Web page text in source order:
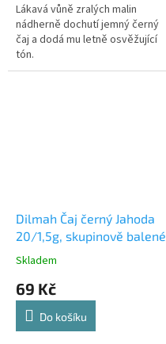
Lákavá vůně zralých malin
nádherně dochutí jemný černý
čaj a dodá mu letně osvěžující
tón.
Dilmah Čaj černý Jahoda
20/1,5g, skupinově balené
Skladem
69 Kč
Do košíku